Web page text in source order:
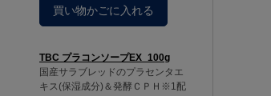
買い物かごに入れる
TBC プラコンソープEX_100g
国産サラブレッドのプラセンタエ
キス(保湿成分)＆発酵ＣＰＨ※1配